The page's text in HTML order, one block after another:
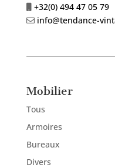
+32(0) 494 47 05 79
info@tendance-
Mobilier
Tous
Armoires
Bureaux
Divers